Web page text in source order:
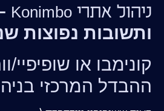
ניהול אתרי Konimbo
ותשובות נפוצות
קונימבו או
ההבדל המרכזי